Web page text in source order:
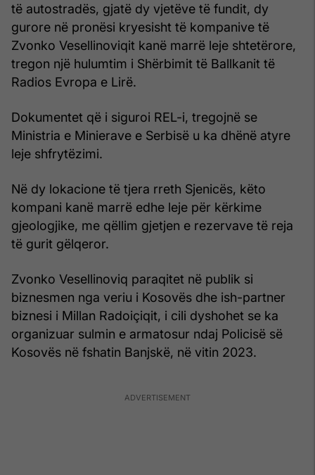
të autostradës, gjatë dy vjetëve të fundit, dy
gurore në pronësi kryesisht të kompanive të
Zvonko Vesellinoviqit kanë marrë leje shtetërore,
tregon një hulumtim i Shërbimit të Ballkanit të
Radios Evropa e Lirë.
Dokumentet që i siguroi REL-i, tregojnë se
Ministria e Minierave e Serbisë u ka dhënë atyre
leje shfrytëzimi.
Në dy lokacione të tjera rreth Sjenicës, këto
kompani kanë marrë edhe leje për kërkime
gjeologjike, me qëllim gjetjen e rezervave të reja
të gurit gëlqeror.
Zvonko Vesellinoviq paraqitet në publik si
biznesmen nga veriu i Kosovës dhe ish-partner
biznesi i Millan Radoiçiqit, i cili dyshohet se ka
organizuar sulmin e armatosur ndaj Policisë së
Kosovës në fshatin Banjskë, në vitin 2023.